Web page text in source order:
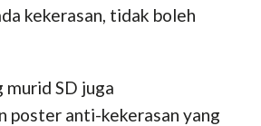
kekerasan, tidak boleh
murid SD juga
poster anti-kekerasan yang